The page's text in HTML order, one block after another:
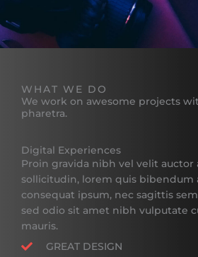
WHAT WE DO
We work on awesome projects
pharetra.
Digital Experiences
Proin gravida nibh vel velit auctor
sollicitudin, lorem quis bibendum
consequat ipsum, nec sagittis
sed odio sit amet nibh vulputate
mauris.
GREAT DESIGN